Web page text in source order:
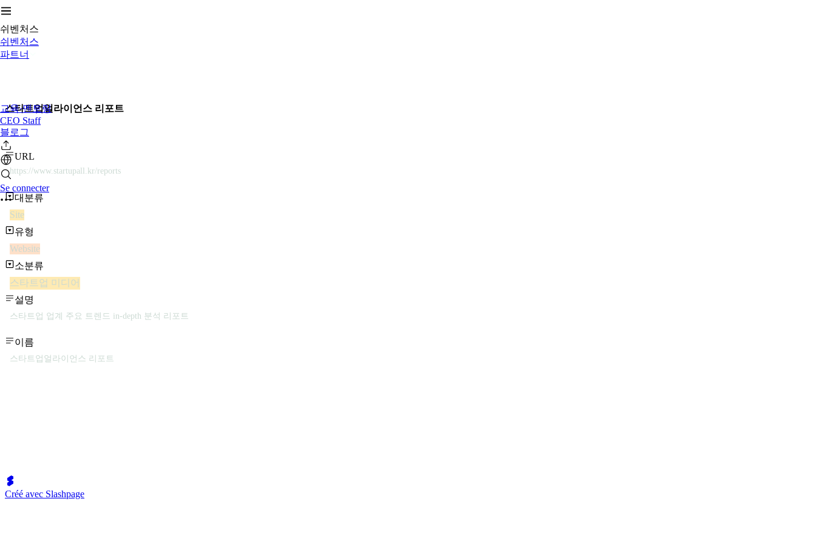
쉬벤처스
쉬벤처스
파트너
교육·멘토링
CEO Staff
블로그
Se connecter
스타트업얼라이언스 리포트
URL
https://www.startupall.kr/reports
대분류
Site
유형
Website
소분류
스타트업 미디어
설명
스타트업 업계 주요 트렌드 in-depth 분석 리포트
이름
스타트업얼라이언스 리포트
Créé avec Slashpage